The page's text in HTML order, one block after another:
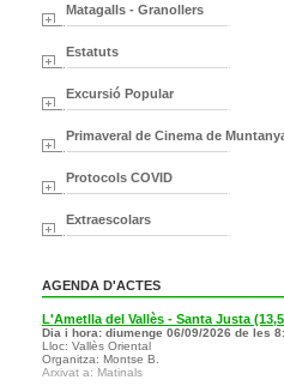
Matagalls - Granollers
Estatuts
Excursió Popular
Primaveral de Cinema de
Protocols COVID
Extraescolars
AGENDA D'ACTES
L'Ametlla del Vallès - Santa Justa
Dia i hora: diumenge 06/09/2026 de les
Lloc: Vallès Oriental
Organitza: Montse B.
Arxivat a: Matinals